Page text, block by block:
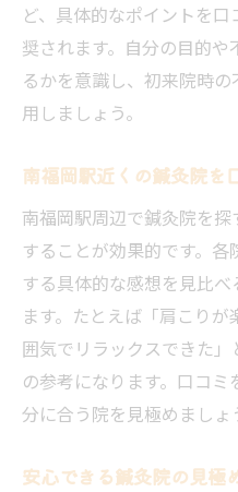
リアルな体験談
体験談を活かし
鍼灸院の信頼度
鍼灸院で肩こり
慢性的な痛みに
鍼灸院を活用し
ト
口コミで評判の
鍼灸院の施術で
鍼灸院の口コミが示
ど、具体的なポイントを
奨されます。自分の目的
るかを意識し、初来院時
用しましょう。
南福岡駅近くの鍼灸院を
南福岡駅周辺で鍼灸院を
することが効果的です。
する具体的な感想を見比
ます。たとえば「肩こり
囲気でリラックスできた
の参考になります。口コ
分に合う院を見極めましょ
安心できる鍼灸院の見極